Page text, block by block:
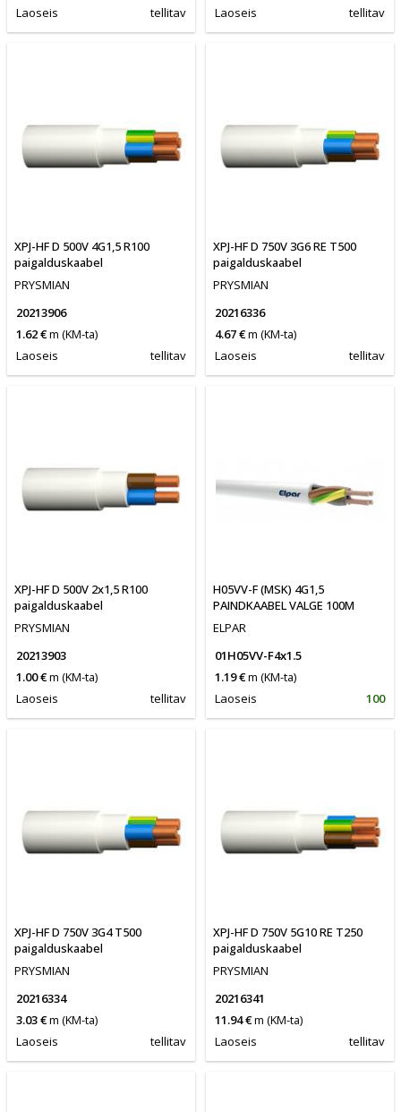
Laoseis tellitav Laoseis tellitav
XPJ-HF D 500V 4G1,5 R100
paigalduskaabel
PRYSMIAN
20213906
1.62 €m (KM-ta)
Laoseis
tellitav
XPJ-HF D 750V 3G6 RE T500
paigalduskaabel
PRYSMIAN
20216336
4.67 €m (KM-ta)
Laoseis
tellitav
XPJ-HF D 500V 2x1,5 R100
paigalduskaabel
PRYSMIAN
20213903
1.00 €m (KM-ta)
Laoseis
tellitav
H05VV-F (MSK) 4G1,5
PAINDKAABEL VALGE 100M
ELPAR
01H05VV-F4x1.5
1.19 €m (KM-ta)
Laoseis
100
XPJ-HF D 750V 3G4 T500
paigalduskaabel
PRYSMIAN
20216334
3.03 €m (KM-ta)
Laoseis
tellitav
XPJ-HF D 750V 5G10 RE T250
paigalduskaabel
PRYSMIAN
20216341
11.94 €m (KM-ta)
Laoseis
tellitav